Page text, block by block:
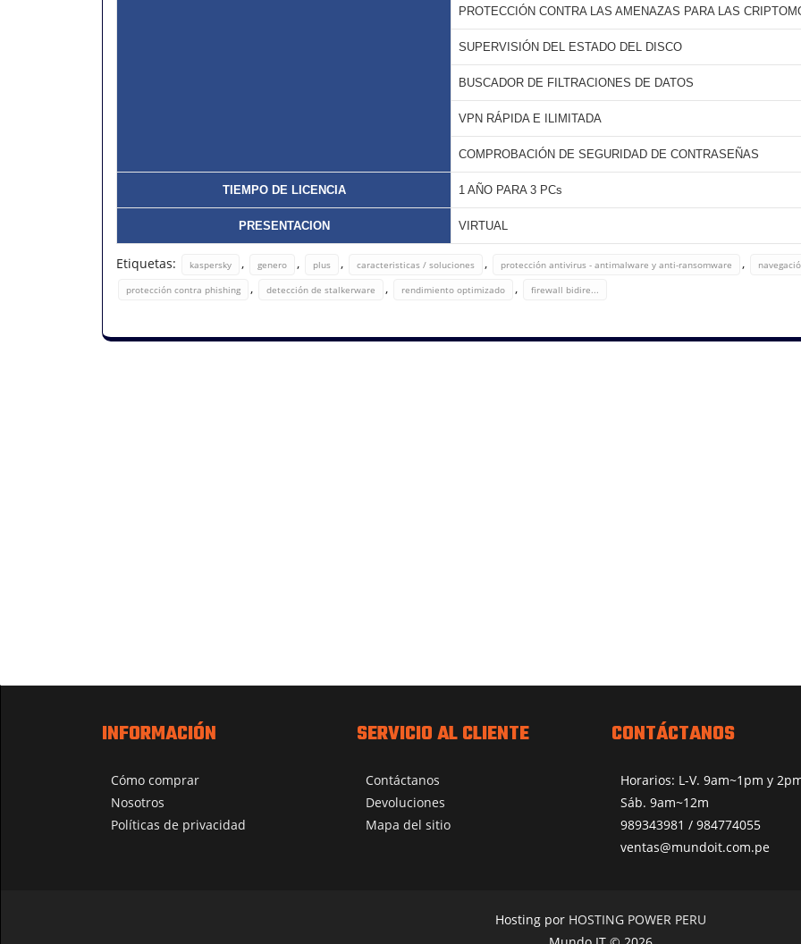
PROTECCIÓN CONTRA LAS AMENAZAS PARA LAS
SUPERVISIÓN DEL ESTADO DEL DISCO
BUSCADOR DE FILTRACIONES DE DATOS
VPN RÁPIDA E ILIMITADA
COMPROBACIÓN DE SEGURIDAD DE CONTRASEÑAS
TIEMPO DE LICENCIA 1 AÑO PARA 3 PCs
PRESENTACION VIRTUAL
Etiquetas: kaspersky , genero , plus , caracteristicas / soluciones , protección antivirus - antimalware y anti-ransomware ,
protección contra phishing , detección de stalkerware , rendimiento optimizado , firewall bidire...
INFORMACIÓN
Cómo comprar
Nosotros
Políticas de privacidad
SERVICIO AL CLIENTE
Contáctanos
Devoluciones
Mapa del sitio
CONTÁCTANOS
Horarios: L-V. 9am~1pm y
Sáb. 9am~12m
989343981 / 984774055
ventas@mundoit.com.pe
Hosting por HOSTING POWER PERU